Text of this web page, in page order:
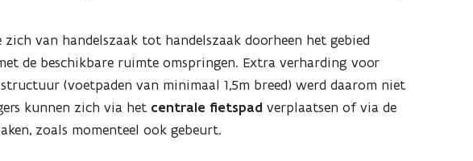
van handelszaak tot handelszaak doorheen het gebied
de beschikbare ruimte omspringen. Extra verharding voor
(voetpaden van minimaal 1,5m breed) werd daarom niet
kunnen zich via het centrale fietspad verplaatsen of via de
zoals momenteel ook gebeurt.